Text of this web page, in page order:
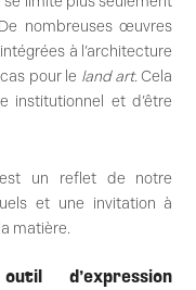
nombreuses œuvres
à l’architecture
pour le land art. Cela
institutionnel et d’être
un reflet de notre
et une invitation à
matière.
d’expression